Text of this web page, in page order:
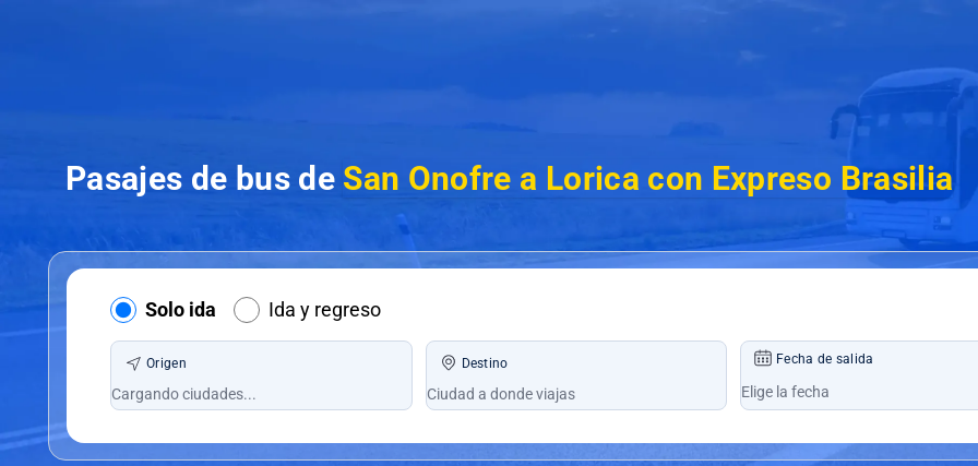
Pasajes de bus de San Onofre a Lorica con Expreso Brasilia
Solo ida Ida y regreso
Origen Destino Fecha de salida